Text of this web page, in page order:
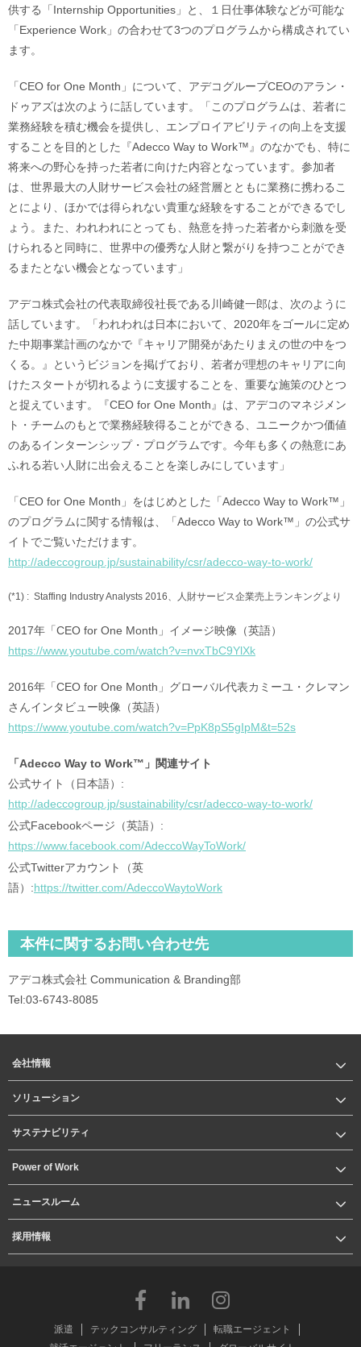
供する「Internship Opportunities」と、１日仕事体験などが可能な
「Experience Work」の合わせて3つのプログラムから構成されてい
ます。
「CEO for One Month」について、アデコグループCEOのアラン・
ドゥアズは次のように話しています。「このプログラムは、若者に
業務経験を積む機会を提供し、エンプロイアビリティの向上を支援
することを目的とした『Adecco Way to Work™』のなかでも、特に
将来への野心を持った若者に向けた内容となっています。参加者
は、世界最大の人財サービス会社の経営層とともに業務に携わるこ
とにより、ほかでは得られない貴重な経験をすることができるでし
ょう。また、われわれにとっても、熱意を持った若者から刺激を受
けられると同時に、世界中の優秀な人財と繋がりを持つことができ
るまたとない機会となっています」
アデコ株式会社の代表取締役社長である川崎健一郎は、次のように
話しています。「われわれは日本において、2020年をゴールに定め
た中期事業計画のなかで『キャリア開発があたりまえの世の中をつ
くる。』というビジョンを掲げており、若者が理想のキャリアに向
けたスタートが切れるように支援することを、重要な施策のひとつ
と捉えています。『CEO for One Month』は、アデコのマネジメン
ト・チームのもとで業務経験得ることができる、ユニークかつ価値
のあるインターンシップ・プログラムです。今年も多くの熱意にあ
ふれる若い人財に出会えることを楽しみにしています」
「CEO for One Month」をはじめとした「Adecco Way to Work™」
のプログラムに関する情報は、「Adecco Way to Work™」の公式サ
イトでご覧いただけます。
http://adeccogroup.jp/sustainability/csr/adecco-way-to-work/
(*1) : Staffing Industry Analysts 2016、人財サービス企業売上ランキングより
2017年「CEO for One Month」イメージ映像（英語）
https://www.youtube.com/watch?v=nvxTbC9YlXk
2016年「CEO for One Month」グローバル代表カミーユ・クレマン
さんインタビュー映像（英語）
https://www.youtube.com/watch?v=PpK8pS5gIpM&t=52s
「Adecco Way to Work™」関連サイト
公式サイト（日本語）:
http://adeccogroup.jp/sustainability/csr/adecco-way-to-work/
公式Facebookページ（英語）:
https://www.facebook.com/AdeccoWayToWork/
公式Twitterアカウント（英
語）:https://twitter.com/AdeccoWaytoWork
本件に関するお問い合わせ先
アデコ株式会社 Communication & Branding部
Tel:03-6743-8085
会社情報
ソリューション
サステナビリティ
Power of Work
ニュースルーム
採用情報
派遣 テックコンサルティング
転職エージェント